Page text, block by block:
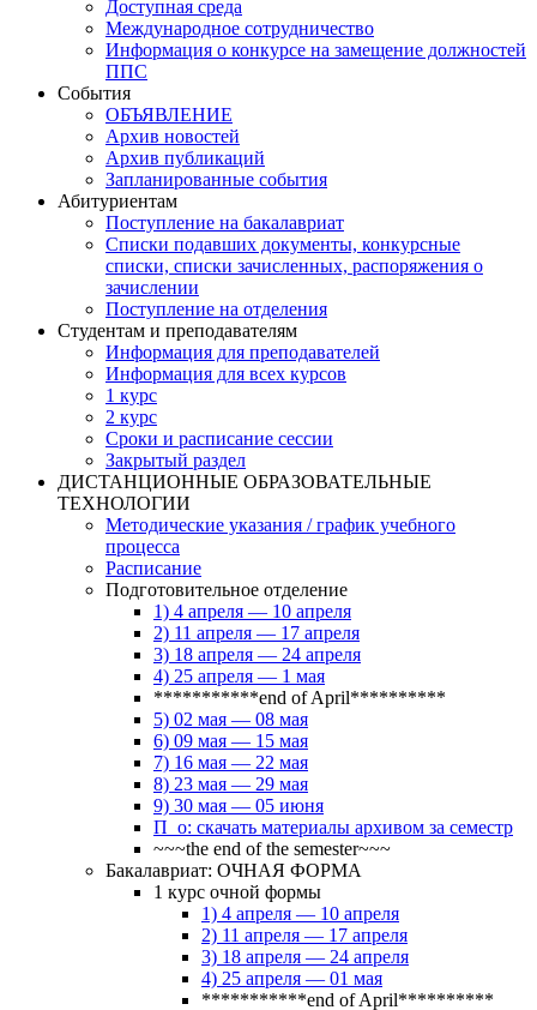
Доступная среда
Международное сотрудничество
Информация о конкурсе на замещение должностей
ППС
События
ОБЪЯВЛЕНИЕ
Архив новостей
Архив публикаций
Запланированные события
Абитуриентам
Поступление на бакалавриат
Списки подавших документы, конкурсные
списки, списки зачисленных, распоряжения о
зачислении
Поступление на отделения
Студентам и преподавателям
Информация для преподавателей
Информация для всех курсов
1 курс
2 курс
Сроки и расписание сессии
Закрытый раздел
ДИСТАНЦИОННЫЕ ОБРАЗОВАТЕЛЬНЫЕ
ТЕХНОЛОГИИ
Методические указания / график учебного
процесса
Расписание
Подготовительное отделение
1) 4 апреля — 10 апреля
2) 11 апреля — 17 апреля
3) 18 апреля — 24 апреля
4) 25 апреля — 1 мая
***********end of April**********
5) 02 мая — 08 мая
6) 09 мая — 15 мая
7) 16 мая — 22 мая
8) 23 мая — 29 мая
9) 30 мая — 05 июня
П_о: скачать материалы архивом за семестр
~~~the end of the semester~~~
Бакалавриат: ОЧНАЯ ФОРМА
1 курс очной формы
1) 4 апреля — 10 апреля
2) 11 апреля — 17 апреля
3) 18 апреля — 24 апреля
4) 25 апреля — 01 мая
***********end of April**********